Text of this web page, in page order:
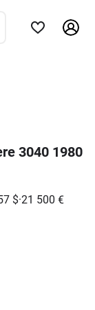
3040 1980
$·21 500 €